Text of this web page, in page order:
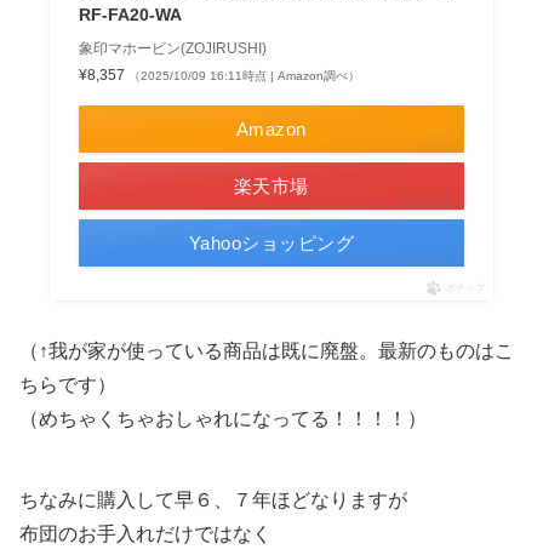
RF-FA20-WA
象印マホービン(ZOJIRUSHI)
¥8,357
（2025/10/09 16:11時点 | Amazon調べ）
Amazon
楽天市場
Yahooショッピング
ポチップ
（↑我が家が使っている商品は既に廃盤。最新のものはこ
ちらです）
（めちゃくちゃおしゃれになってる！！！！）
ちなみに購入して早６、７年ほどなりますが
布団のお手入れだけではなく